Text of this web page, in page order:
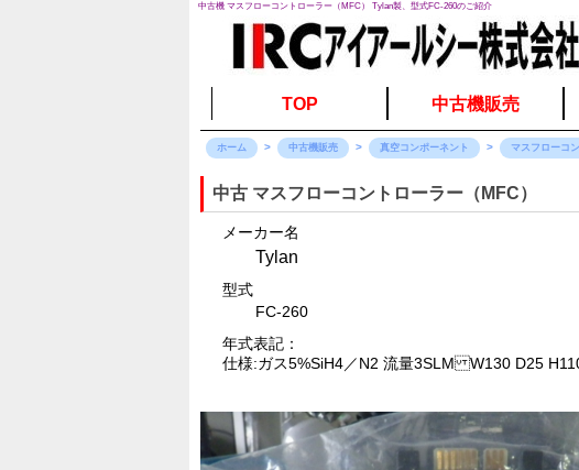
中古機 マスフローコントローラー（MFC） Tylan製、型式FC-260のご紹介
TOP 中古機販売
ホーム 中古機販売 真空コンポーネント マスフローコ
中古 マスフローコントローラー（MFC）
メーカー名
Tylan
型式
FC-260
年式表記：
仕様:ガス5%SiH4／N2 流量3SLM W130 D25